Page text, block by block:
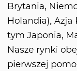
Brytania,
Holandia), Azja
tym Japonia,
Nasze rynki
pierwszej